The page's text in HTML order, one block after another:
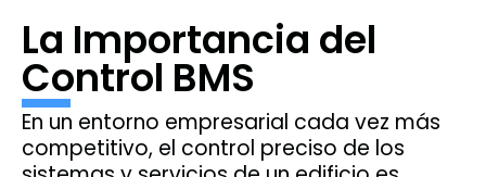
La Importancia del
Control BMS
En un entorno empresarial cada vez más
competitivo, el control preciso de los